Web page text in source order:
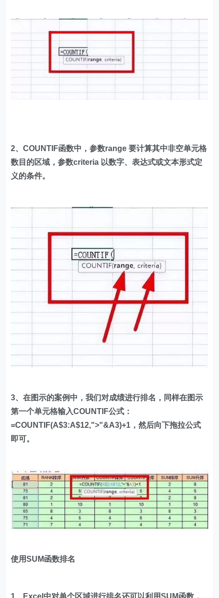
2、COUNTIF函数中，参数range 要计算其中非空单元格
数目的区域，参数criteria 以数字、表达式或文本形式定
义的条件。
3、在图示的案例中，我们对成绩进行排名，同样在图示
第一个单元格输入COUNTIF公式：
=COUNTIF(A$3:A$12,">"&A3)+1，然后向下拖拉公式
即可。
使用SUM函数排名
1、Excel中对单个区域进行排名还可以利用SUM函数，